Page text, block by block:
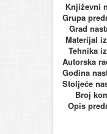
Književni
Grupa
Grad
Materijal
Tehnika
Broj
Opis